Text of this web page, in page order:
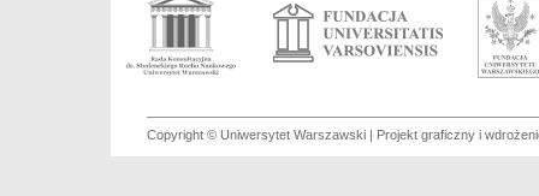
Copyright © Uniwersytet Warszawski | Projekt graficzny i